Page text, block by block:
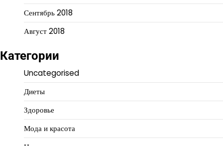
Сентябрь 2018
Август 2018
Категории
Uncategorised
Диеты
Здоровье
Мода и красота